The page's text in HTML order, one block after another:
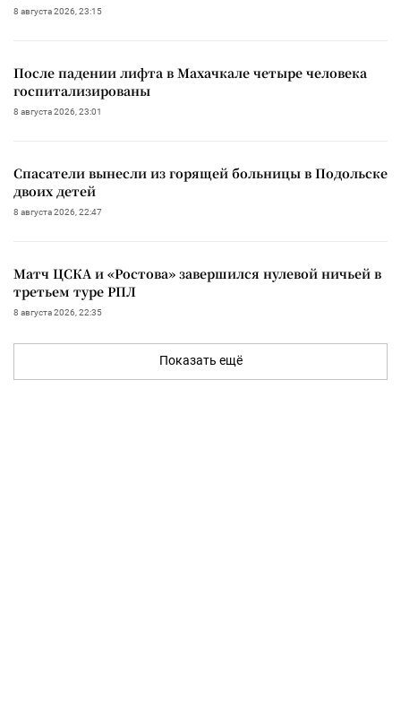
8 августа 2026, 23:15
После падении лифта в Махачкале четыре человека
госпитализированы
8 августа 2026, 23:01
Спасатели вынесли из горящей больницы в Подольске
двоих детей
8 августа 2026, 22:47
Матч ЦСКА и «Ростова» завершился нулевой ничьей в
третьем туре РПЛ
8 августа 2026, 22:35
Показать ещё